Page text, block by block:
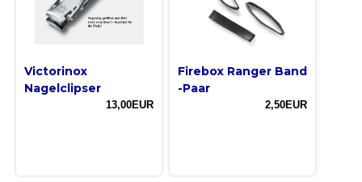
Victorinox
Nagelclipser
13,00EUR
Firebox Ranger Band
-Paar
2,50EUR